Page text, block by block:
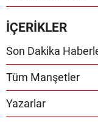
İÇERİKLER
Son Dakika
Tüm Manşetler
Yazarlar